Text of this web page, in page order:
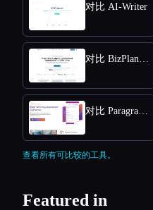
对比 AI-Writer
查看所有可比较的工具。
Featured in